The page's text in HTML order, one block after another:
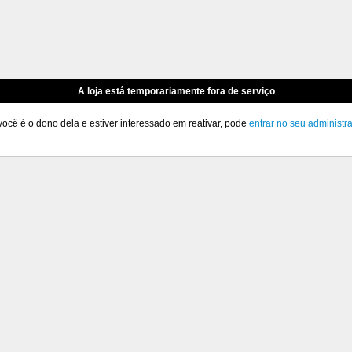
A loja está temporariamente fora de serviço
é o dono dela e estiver interessado em reativar, pode entrar no seu